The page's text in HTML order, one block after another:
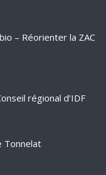
– Réorienter la ZAC
régional d’IDF
Tonnelat